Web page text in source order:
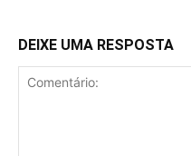
DEIXE UMA RESPOSTA